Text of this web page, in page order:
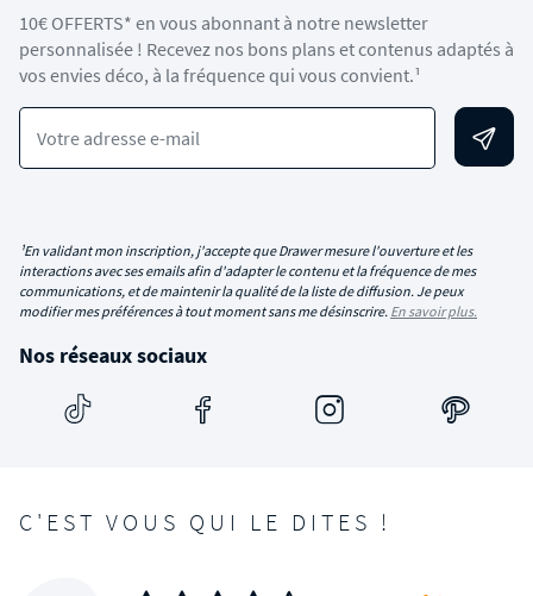
10€ OFFERTS* en vous abonnant à notre newsletter
personnalisée ! Recevez nos bons plans et contenus adaptés à
vos envies déco, à la fréquence qui vous convient.¹
Votre adresse e-mail
¹En validant mon inscription, j'accepte que Drawer mesure l'ouverture et les
interactions avec ses emails afin d'adapter le contenu et la fréquence de mes
communications, et de maintenir la qualité de la liste de diffusion. Je peux
modifier mes préférences à tout moment sans me désinscrire. En savoir plus.
Nos réseaux sociaux
C'EST VOUS QUI LE DITES !